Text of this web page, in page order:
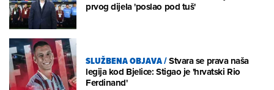
prvog dijela 'poslao pod tuš'
SLUŽBENA OBJAVA/Stvara se prava naša
legija kod Bjelice: Stigao je 'hrvatski Rio
Ferdinand'